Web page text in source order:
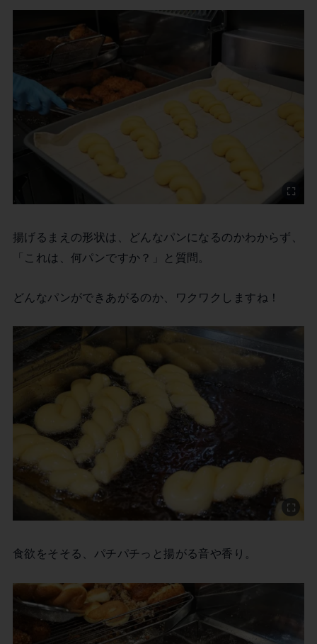
揚げるまえの形状は、どんなパンになるのかわからず、
「これは、何パンですか？」と質問。
どんなパンができあがるのか、ワクワクしますね！
食欲をそそる、パチパチっと揚がる音や香り。